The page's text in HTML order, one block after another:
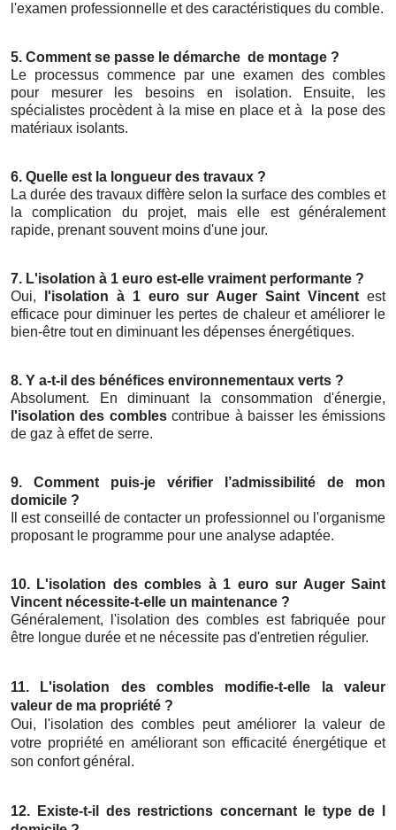
l'examen professionnelle et des caractéristiques du comble.
5. Comment se passe le démarche de montage ?
Le processus commence par une examen des combles
pour mesurer les besoins en isolation. Ensuite, les
spécialistes procèdent à la mise en place et à
la pose des
matériaux isolants.
6. Quelle est la longueur des travaux ?
La durée des travaux diffère selon la surface des combles et
la complication du projet, mais elle est généralement
rapide, prenant souvent moins d'une jour.
7. L'isolation à 1 euro est-elle vraiment performante ?
Oui,
l'isolation à 1 euro sur Auger Saint Vincent est
efficace pour diminuer les pertes de chaleur et améliorer le
bien-être tout en diminuant les dépenses énergétiques.
8. Y a-t-il des bénéfices environnementaux verts ?
Absolument. En diminuant la consommation d'énergie,
l'isolation des comblescontribue à baisser les émissions
de gaz à effet de serre.
9. Comment puis-je vérifier l’admissibilité de mon
domicile ?
Il est conseillé de contacter un professionnel ou l'organisme
proposant le programme pour une analyse adaptée.
10. L'isolation des combles à 1 euro sur Auger Saint
Vincent nécessite-t-elle un maintenance ?
Généralement, l'isolation des combles est fabriquée pour
être longue durée et ne nécessite pas d'entretien régulier.
11. L'isolation des combles modifie-t-elle la valeur
valeur de ma propriété ?
Oui, l'isolation des combles peut améliorer la valeur de
votre propriété en améliorant son efficacité énergétique et
son confort général.
12. Existe-t-il des restrictions concernant le type de l